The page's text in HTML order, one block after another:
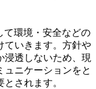
て環境・安全などの
ていきます。方針や
浸透しないため、現
ュニケーションをと
されます。